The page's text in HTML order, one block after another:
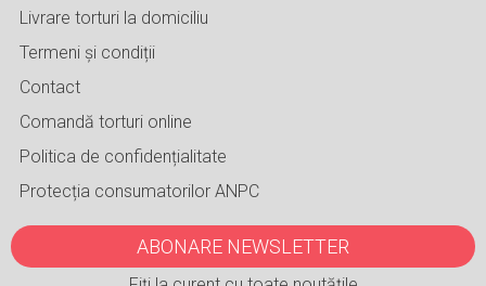
Livrare torturi la domiciliu
Termeni și condiții
Contact
Comandă torturi online
Politica de confidențialitate
Protecția consumatorilor ANPC
ABONARE NEWSLETTER